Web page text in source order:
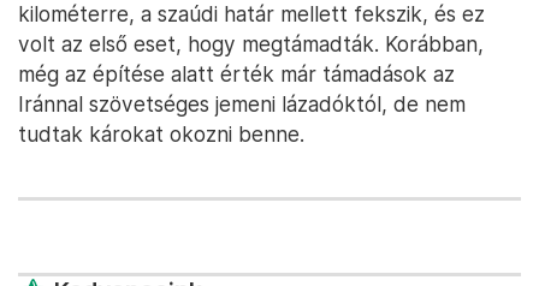
kilométerre, a szaúdi határ mellett fekszik, és ez
volt az első eset, hogy megtámadták. Korábban,
még az építése alatt érték már támadások az
Iránnal szövetséges jemeni lázadóktól, de nem
tudtak károkat okozni benne.